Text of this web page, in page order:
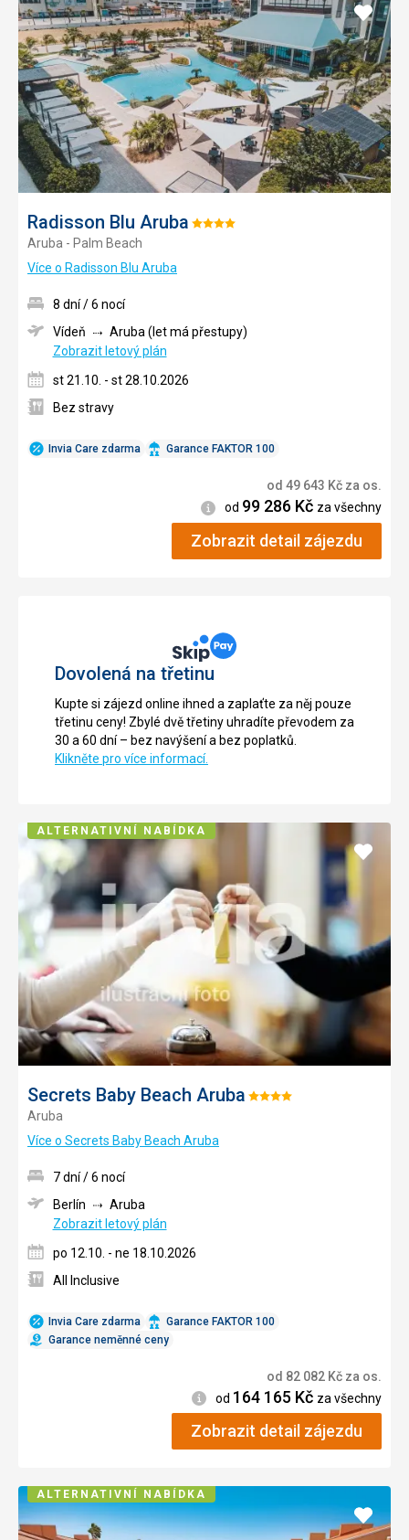
Radisson Blu Aruba Hodnocení:
Aruba - Palm Beach
Více o Radisson Blu Aruba
Přidat
do
Invia Care zdarma Garance FAKTOR 100
8 dní / 6 nocí
Vídeň
Aruba (let má přestupy)
Zobrazit letový plán
st 21.10. - st 28.10.2026
Bez stravy
od 49 643 Kč za os.
Informace
od 99 286 Kč za všechny
Zobrazit detail zájezdu
Dovolená na třetinu
Kupte si zájezd online ihned a zaplaťte za něj pouze
třetinu ceny! Zbylé dvě třetiny uhradíte převodem za
30 a 60 dní – bez navýšení a bez poplatků.
Klikněte pro více informací.
Secrets Baby Beach Aruba Hodnocení:
Aruba
Více o Secrets Baby Beach Aruba
Přidat
Invia Care zdarma
Garance FAKTOR 100
Garance neměnné ceny
7 dní / 6 nocí
Berlín
Aruba
Zobrazit letový plán
po 12.10. - ne 18.10.2026
All Inclusive
od 82 082 Kč za os.
Informace
od 164 165 Kč za všechny
Zobrazit detail zájezdu
ALTERNATIVNÍ NABÍDKA
Přidat
do
ALTERNATIVNÍ NABÍDKA